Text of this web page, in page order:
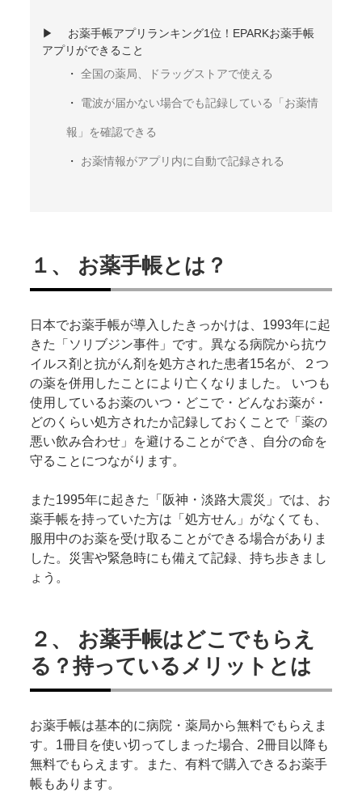
お薬手帳アプリランキング1位！EPARKお薬手帳
アプリができること
全国の薬局、ドラッグストアで使える
電波が届かない場合でも記録している「お薬情
報」を確認できる
お薬情報がアプリ内に自動で記録される
１、 お薬手帳とは？
日本でお薬手帳が導入したきっかけは、1993年に起
きた「ソリブジン事件」です。異なる病院から抗ウ
イルス剤と抗がん剤を処方された患者15名が、２つ
の薬を併用したことにより亡くなりました。 いつも
使用しているお薬のいつ・どこで・どんなお薬が・
どのくらい処方されたか記録しておくことで「薬の
悪い飲み合わせ」を避けることができ、自分の命を
守ることにつながります。
また1995年に起きた「阪神・淡路大震災」では、お
薬手帳を持っていた方は「処方せん」がなくても、
服用中のお薬を受け取ることができる場合がありま
した。災害や緊急時にも備えて記録、持ち歩きまし
ょう。
２、 お薬手帳はどこでもらえ
る？持っているメリットとは
お薬手帳は基本的に病院・薬局から無料でもらえま
す。1冊目を使い切ってしまった場合、2冊目以降も
無料でもらえます。また、有料で購入できるお薬手
帳もあります。